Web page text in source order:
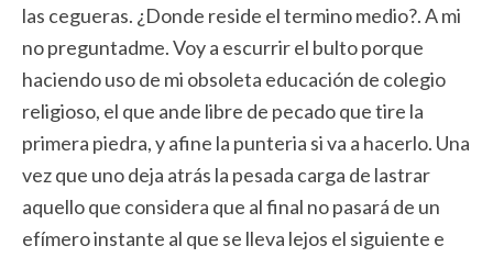
las cegueras. ¿Donde reside el termino medio?. A mi
no preguntadme. Voy a escurrir el bulto porque
haciendo uso de mi obsoleta educación de colegio
religioso, el que ande libre de pecado que tire la
primera piedra, y afine la punteria si va a hacerlo. Una
vez que uno deja atrás la pesada carga de lastrar
aquello que considera que al final no pasará de un
efímero instante al que se lleva lejos el siguiente e